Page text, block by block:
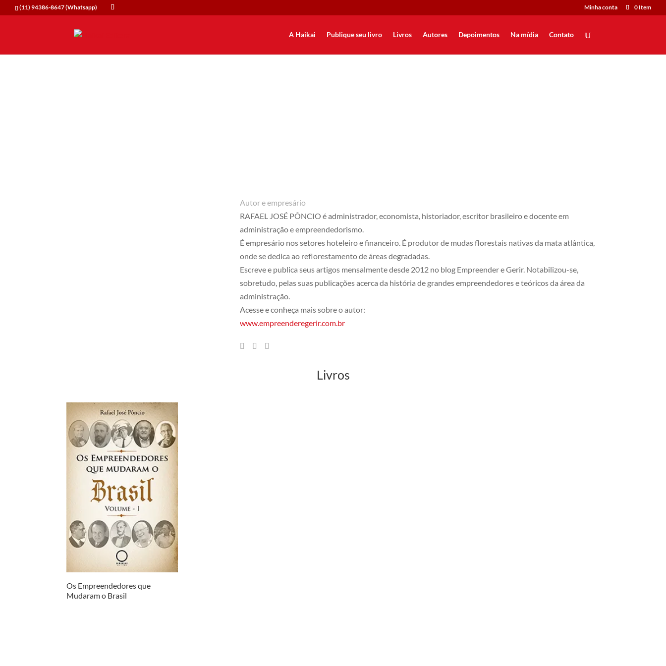
(11) 94386-8647 (Whatsapp) Minha conta 0 Item
A Haikai Publique seu livro Livros Autores Depoimentos Na mídia Contato
Autor e empresário
RAFAEL JOSÉ PÔNCIO é administrador, economista, historiador, escritor brasileiro e docente em
administração e empreendedorismo.
É empresário nos setores hoteleiro e financeiro. É produtor de mudas florestais nativas da mata atlântica,
onde se dedica ao reflorestamento de áreas degradadas.
Escreve e publica seus artigos mensalmente desde 2012 no blog Empreender e Gerir. Notabilizou-se,
sobretudo, pelas suas publicações acerca da história de grandes empreendedores e teóricos da área da
administração.
Acesse e conheça mais sobre o autor:
www.empreenderegerir.com.br
Livros
Os Empreendedores que
Mudaram o Brasil